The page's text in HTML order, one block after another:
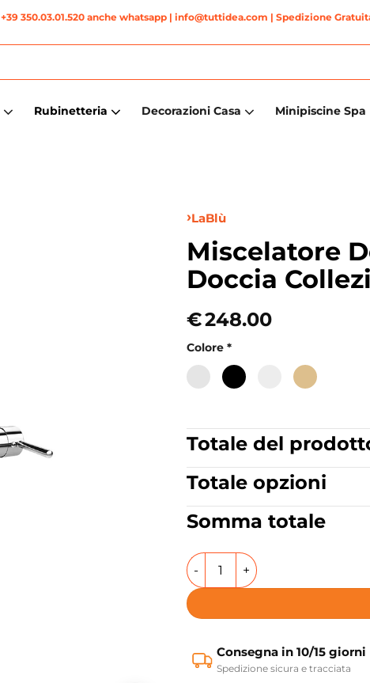
+39 350.03.01.520 anche whatsapp| info@tuttidea.com | Spedizione
Rubinetteria Decorazioni Casa Minipiscine Spa
LaBlù
Miscelatore
Doccia
€248.00
Colore *
Totale del
Totale opzioni
Somma totale
Miscelatore Doccia a parete
Consegna in 10/15 giorni
Spedizione sicura e tracciata